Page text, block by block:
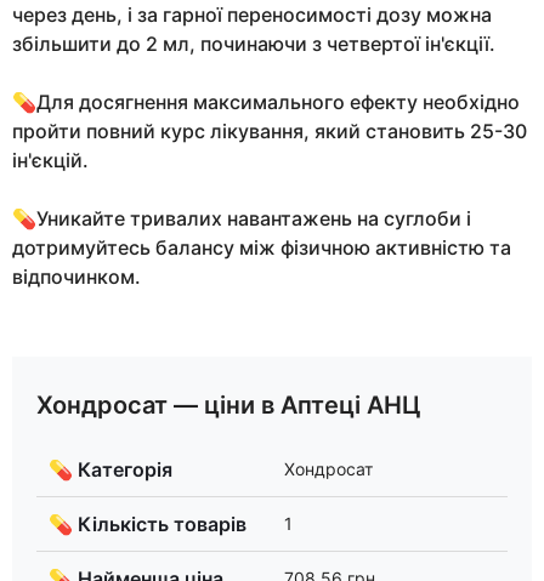
через день, і за гарної переносимості дозу можна
збільшити до 2 мл, починаючи з четвертої ін'єкції.
💊Для досягнення максимального ефекту необхідно
пройти повний курс лікування, який становить 25-30
ін'єкцій.
💊Уникайте тривалих навантажень на суглоби і
дотримуйтесь балансу між фізичною активністю та
відпочинком.
Хондросат — ціни в Аптеці АНЦ
💊 Категорія Хондросат
💊 Кількість товарів 1